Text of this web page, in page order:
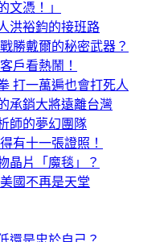
文憑！」
洪裕鈞的接班路
勝戴爾的秘密武器？
戶看熱鬧！
打一萬遍也會打死人
承銷大將遠離台灣
師的夢幻團隊
有十一張證照！
晶片「魔毯」？
國不再是天堂